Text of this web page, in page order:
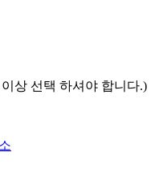
상 선택 하셔야 합니다.)